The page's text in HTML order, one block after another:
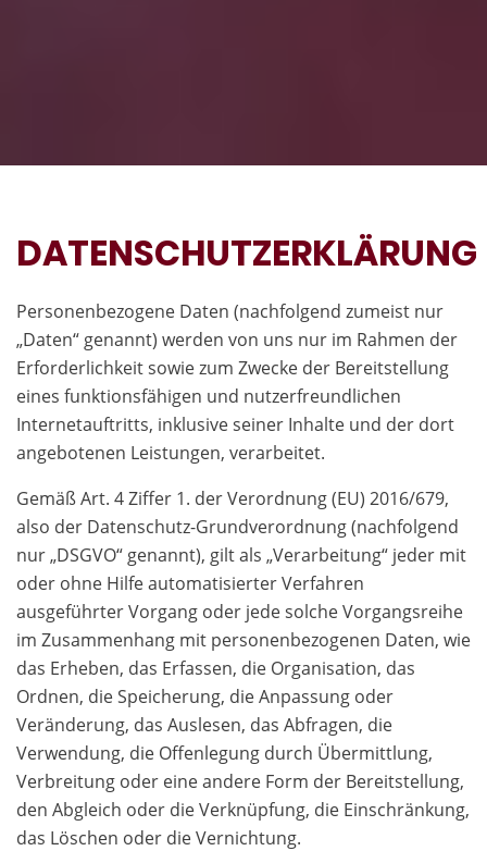
DATENSCHUTZERKLÄRUNG
Personenbezogene Daten (nachfolgend zumeist nur
„Daten“ genannt) werden von uns nur im Rahmen der
Erforderlichkeit sowie zum Zwecke der Bereitstellung
eines funktionsfähigen und nutzerfreundlichen
Internetauftritts, inklusive seiner Inhalte und der dort
angebotenen Leistungen, verarbeitet.
Gemäß Art. 4 Ziffer 1. der Verordnung (EU) 2016/679,
also der Datenschutz-Grundverordnung (nachfolgend
nur „DSGVO“ genannt), gilt als „Verarbeitung“ jeder mit
oder ohne Hilfe automatisierter Verfahren
ausgeführter Vorgang oder jede solche Vorgangsreihe
im Zusammenhang mit personenbezogenen Daten, wie
das Erheben, das Erfassen, die Organisation, das
Ordnen, die Speicherung, die Anpassung oder
Veränderung, das Auslesen, das Abfragen, die
Verwendung, die Offenlegung durch Übermittlung,
Verbreitung oder eine andere Form der Bereitstellung,
den Abgleich oder die Verknüpfung, die Einschränkung,
das Löschen oder die Vernichtung.